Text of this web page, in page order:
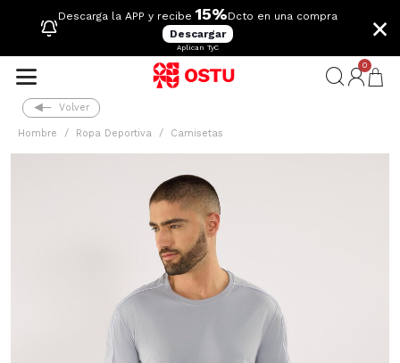
Descarga la APP y recibe 15%Dcto en una compra
Descargar
Aplican TyC
×
0
Volver
Hombre Ropa Deportiva Camisetas